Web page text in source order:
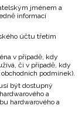
jménem a
informací
účtu třetím
v případě, kdy
či v případě, kdy
podmínek).
být dostupný
a
hardwarového a